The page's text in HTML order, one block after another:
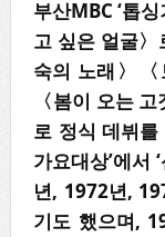
부산MBC ‘톱
고 싶은 얼굴
숙의 노래〉〈
〈봄이 오는
로 정식 데뷔를
가요대상’에서
년, 1972년,
기도 했으며,